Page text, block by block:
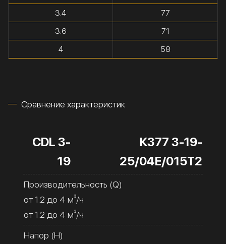
3.4
77
3.6
71
4
58
Сравнение характеристик
CDL 3-
19
К377 3-19-
25/04Е/015Т2
Производительность (Q)
от 1.2 до 4 м³/ч
от 1.2 до 4 м³/ч
Напор (H)